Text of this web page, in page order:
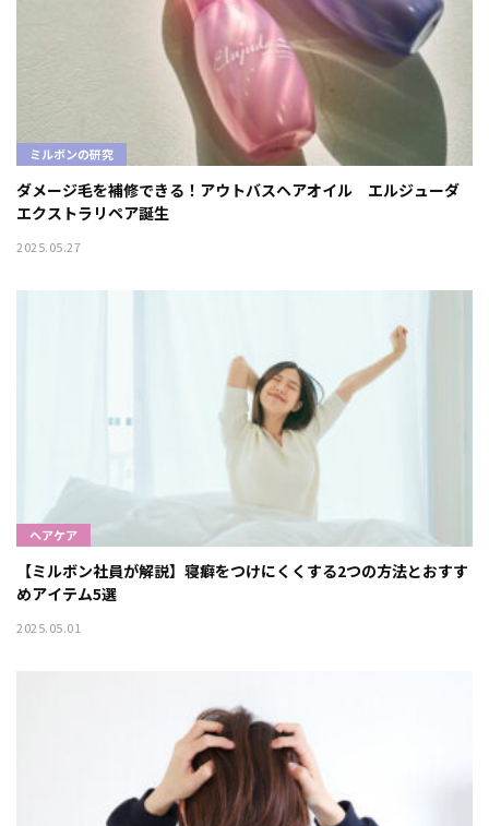
ミルボンの研究
ダメージ毛を補修できる！アウトバスヘアオイル エルジューダ
エクストラリペア誕生
2025.05.27
ヘアケア
【ミルボン社員が解説】寝癖をつけにくくする2つの方法とおすす
めアイテム5選
2025.05.01